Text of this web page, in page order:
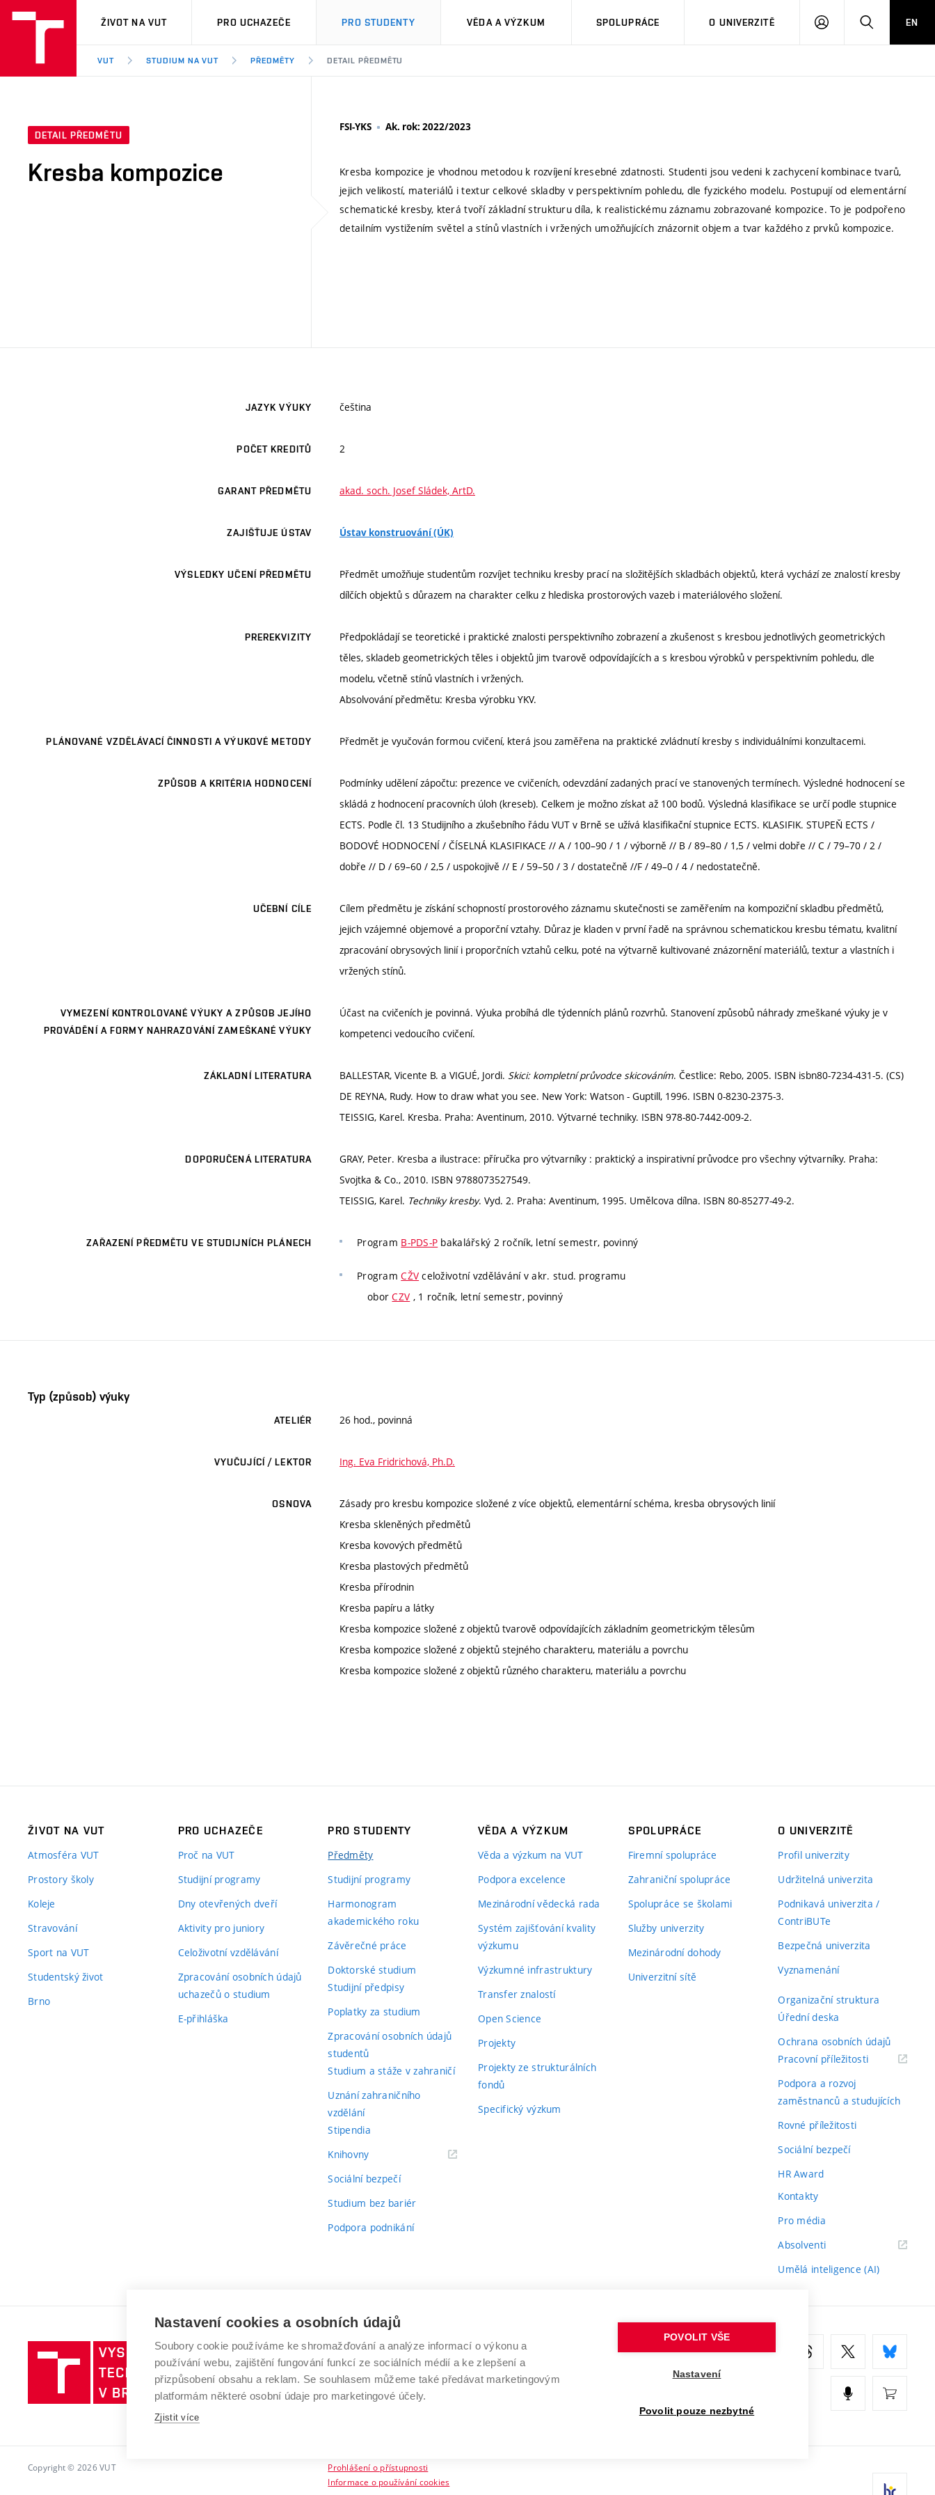
VUT
ŽIVOT NA VUT PRO UCHAZEČE PRO STUDENTY VĚDA A VÝZKUM SPOLUPRÁCE O UNIVERZITĚ
PŘIHLÁSIT HLEDATEN
VUT STUDIUM NA VUT PŘEDMĚTY DETAIL PŘEDMĚTU
DETAIL PŘEDMĚTU
Kresba kompozice
FSI-YKS Ak. rok: 2022/2023
Kresba kompozice je vhodnou metodou k rozvíjení kresebné zdatnosti. Studenti jsou vedeni k zachycení kombinace tvarů,
jejich velikostí, materiálů i textur celkové skladby v perspektivním pohledu, dle fyzického modelu. Postupují od elementární
schematické kresby, která tvoří základní strukturu díla, k realistickému záznamu zobrazované kompozice. To je podpořeno
detailním vystižením světel a stínů vlastních i vržených umožňujících znázornit objem a tvar každého z prvků kompozice.
JAZYK VÝUKY čeština
POČET KREDITŮ 2
GARANT PŘEDMĚTU akad. soch. Josef Sládek, ArtD.
ZAJIŠŤUJE ÚSTAV Ústav konstruování (ÚK)
VÝSLEDKY UČENÍ PŘEDMĚTU
Předmět umožňuje studentům rozvíjet techniku kresby prací na složitějších skladbách objektů, která vychází ze znalostí kresby
dílčích objektů s důrazem na charakter celku z hlediska prostorových vazeb i materiálového složení.
PREREKVIZITY
Předpokládají se teoretické i praktické znalosti perspektivního zobrazení a zkušenost s kresbou jednotlivých geometrických
těles, skladeb geometrických těles i objektů jim tvarově odpovídajících a s kresbou výrobků v perspektivním pohledu, dle
modelu, včetně stínů vlastních i vržených.
Absolvování předmětu: Kresba výrobku YKV.
PLÁNOVANÉ VZDĚLÁVACÍ ČINNOSTI A VÝUKOVÉ METODY Předmět je vyučován formou cvičení, která jsou zaměřena na praktické zvládnutí kresby s individuálními konzultacemi.
ZPŮSOB A KRITÉRIA HODNOCENÍ
Podmínky udělení zápočtu: prezence ve cvičeních, odevzdání zadaných prací ve stanovených termínech. Výsledné hodnocení se
skládá z hodnocení pracovních úloh (kreseb). Celkem je možno získat až 100 bodů. Výsledná klasifikace se určí podle stupnice
ECTS. Podle čl. 13 Studijního a zkušebního řádu VUT v Brně se užívá klasifikační stupnice ECTS. KLASIFIK. STUPEŇ ECTS /
BODOVÉ HODNOCENÍ / ČÍSELNÁ KLASIFIKACE // A / 100–90 / 1 / výborně // B / 89–80 / 1,5 / velmi dobře // C / 79–70 / 2 /
dobře // D / 69–60 / 2,5 / uspokojivě // E / 59–50 / 3 / dostatečně //F / 49–0 / 4 / nedostatečně.
UČEBNÍ CÍLE
Cílem předmětu je získání schopností prostorového záznamu skutečnosti se zaměřením na kompoziční skladbu předmětů,
jejich vzájemné objemové a proporční vztahy. Důraz je kladen v první řadě na správnou schematickou kresbu tématu, kvalitní
zpracování obrysových linií i proporčních vztahů celku, poté na výtvarně kultivované znázornění materiálů, textur a vlastních i
vržených stínů.
VYMEZENÍ KONTROLOVANÉ VÝUKY A ZPŮSOB JEJÍHO
PROVÁDĚNÍ A FORMY NAHRAZOVÁNÍ ZAMEŠKANÉ VÝUKY
Účast na cvičeních je povinná. Výuka probíhá dle týdenních plánů rozvrhů. Stanovení způsobů náhrady zmeškané výuky je v
kompetenci vedoucího cvičení.
ZÁKLADNÍ LITERATURA BALLESTAR, Vicente B. a VIGUÉ, Jordi. Skici: kompletní průvodce skicováním. Čestlice: Rebo, 2005. ISBN isbn80-7234-431-5. (CS)
DE REYNA, Rudy. How to draw what you see. New York: Watson - Guptill, 1996. ISBN 0-8230-2375-3.
TEISSIG, Karel. Kresba. Praha: Aventinum, 2010. Výtvarné techniky. ISBN 978-80-7442-009-2.
DOPORUČENÁ LITERATURA
GRAY, Peter. Kresba a ilustrace: příručka pro výtvarníky : praktický a inspirativní průvodce pro všechny výtvarníky. Praha:
Svojtka & Co., 2010. ISBN 9788073527549.
TEISSIG, Karel. Techniky kresby. Vyd. 2. Praha: Aventinum, 1995. Umělcova dílna. ISBN 80-85277-49-2.
ZAŘAZENÍ PŘEDMĚTU VE STUDIJNÍCH PLÁNECH Program B-PDS-P bakalářský 2 ročník, letní semestr, povinný
ProgramCŽV celoživotní vzdělávání v akr. stud. programu
oborCZV , 1 ročník, letní semestr, povinný
Typ (způsob) výuky
ATELIÉR 26 hod., povinná
VYUČUJÍCÍ / LEKTOR Ing. Eva Fridrichová, Ph.D.
OSNOVA
Zásady pro kresbu kompozice složené z více objektů, elementární schéma, kresba obrysových linií
Kresba skleněných předmětů
Kresba kovových předmětů
Kresba plastových předmětů
Kresba přírodnin
Kresba papíru a látky
Kresba kompozice složené z objektů tvarově odpovídajících základním geometrickým tělesům
Kresba kompozice složené z objektů stejného charakteru, materiálu a povrchu
Kresba kompozice složené z objektů různého charakteru, materiálu a povrchu
ŽIVOT NA VUT
Atmosféra VUT
Prostory školy
Koleje
Stravování
Sport na VUT
Studentský život
Brno
PRO UCHAZEČE
Proč na VUT
Studijní programy
Dny otevřených dveří
Aktivity pro juniory
Celoživotní vzdělávání
Zpracování osobních údajů
uchazečů o studium
E-přihláška
PRO STUDENTY
Předměty
Studijní programy
Harmonogram
akademického roku
Závěrečné práce
Doktorské studium
Studijní předpisy
Poplatky za studium
Zpracování osobních údajů
studentů
Studium a stáže v zahraničí
Uznání zahraničního
vzdělání
Stipendia
Knihovny(externí
Sociální bezpečí
Studium bez bariér
Podpora podnikání
VĚDA A VÝZKUM
Věda a výzkum na VUT
Podpora excelence
Mezinárodní vědecká rada
Systém zajišťování kvality
výzkumu
Výzkumné infrastruktury
Transfer znalostí
Open Science
Projekty
Projekty ze strukturálních
fondů
Specifický výzkum
SPOLUPRÁCE
Firemní spolupráce
Zahraniční spolupráce
Spolupráce se školami
Služby univerzity
Mezinárodní dohody
Univerzitní sítě
O UNIVERZITĚ
Profil univerzity
Udržitelná univerzita
Podnikavá univerzita /
ContriBUTe
Bezpečná univerzita
Vyznamenání
Organizační struktura
Úřední deska
Ochrana osobních údajů
Pracovní příležitosti(externí
Podpora a rozvoj
zaměstnanců a studujících
Rovné příležitosti
Sociální bezpečí
HR Award
Kontakty
Pro média
Absolventi(externí
Umělá inteligence (AI)
Vysoké
učení
technické
v
VYSOKÉ UČENÍ TECHNICKÉ V BRNĚ
Antonínská 548/1
602 00 Brno
www.vut.cz
Copyright © 2026 VUT
Prohlášení o přístupnosti
Informace o používání cookies
Nastavení cookies a osobních údajů
Soubory cookie používáme ke shromažďování a analýze informací o výkonu a
používání webu, zajištění fungování funkcí ze sociálních médií a ke zlepšení a
přizpůsobení obsahu a reklam. Se souhlasem můžeme také předávat marketingovým
platformám některé osobní údaje pro marketingové účely.
Zjistit více
POVOLIT VŠE
Nastavení
Povolit pouze nezbytné